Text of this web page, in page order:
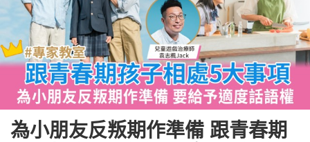
為小朋友反叛期作準備 跟青春期